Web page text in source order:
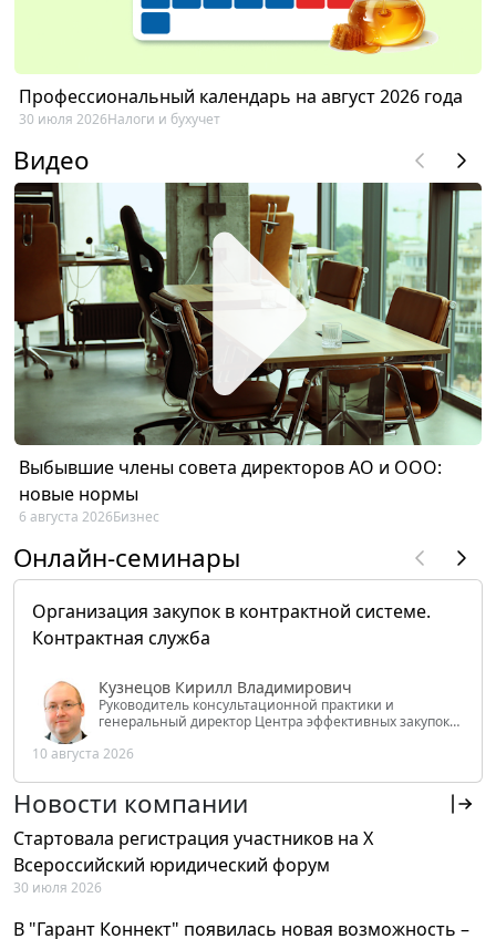
Профессиональный календарь на август 2026 года
30 июля 2026Налоги и бухучет
Видео
Выбывшие члены совета директоров АО и ООО:
новые нормы
6 августа 2026Бизнес
Онлайн-семинары
Организация закупок в контрактной системе.
Контрактная служба
Кузнецов Кирилл Владимирович
Руководитель консультационной практики и
генеральный директор Центра эффективных закупок
РФ
10 августа 2026
Новости компании
Стартовала регистрация участников на X
Всероссийский юридический форум
30 июля 2026
В "Гарант Коннект" появилась новая возможность –